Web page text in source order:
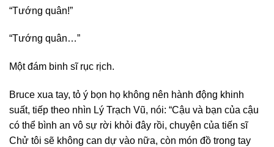
“Tướng quân!”
“Tướng quân…”
Một đám binh sĩ rục rịch.
Bruce xua tay, tỏ ý bọn họ không nên hành động khinh
suất, tiếp theo nhìn Lý Trạch Vũ, nói: “Cậu và bạn của cậu
có thể bình an vô sự rời khỏi đây rồi, chuyện của tiến sĩ
Chử tôi sẽ không can dự vào nữa, còn món đồ trong tay